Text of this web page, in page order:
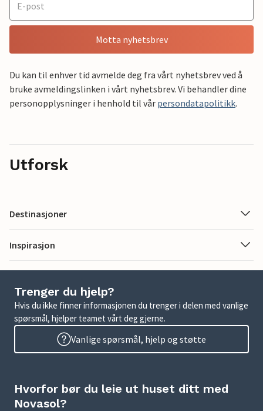
Motta nyhetsbrev
Du kan til enhver tid avmelde deg fra vårt nyhetsbrev ved å
bruke avmeldingslinken i vårt nyhetsbrev. Vi behandler dine
personopplysninger i henhold til vår persondatapolitikk.
Utforsk
Destinasjoner
Inspirasjon
Trenger du hjelp?
Hvis du ikke finner informasjonen du trenger i delen med vanlige
spørsmål, hjelper teamet vårt deg gjerne.
Vanlige spørsmål, hjelp og støtte
Hvorfor bør du leie ut huset ditt med
Novasol?